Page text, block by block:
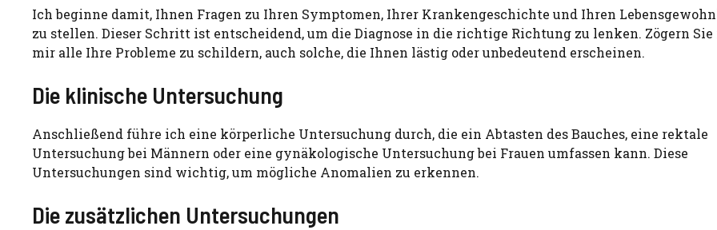
Ich beginne damit, Ihnen Fragen zu Ihren Symptomen, Ihrer Krankengeschichte und Ihren
zu stellen. Dieser Schritt ist entscheidend, um die Diagnose in die richtige Richtung zu lenken. Zögern
mir alle Ihre Probleme zu schildern, auch solche, die Ihnen lästig oder unbedeutend erscheinen.
Die klinische Untersuchung
Anschließend führe ich eine körperliche Untersuchung durch, die ein Abtasten des Bauches, eine rektale
Untersuchung bei Männern oder eine gynäkologische Untersuchung bei Frauen umfassen kann. Diese
Untersuchungen sind wichtig, um mögliche Anomalien zu erkennen.
Die zusätzlichen Untersuchungen